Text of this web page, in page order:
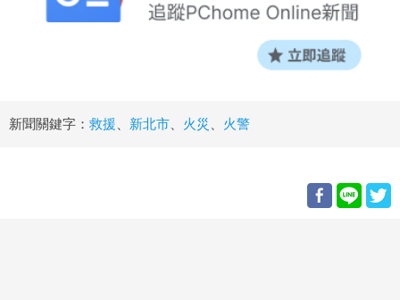
新聞關鍵字： 救援 新北市 火災 火警